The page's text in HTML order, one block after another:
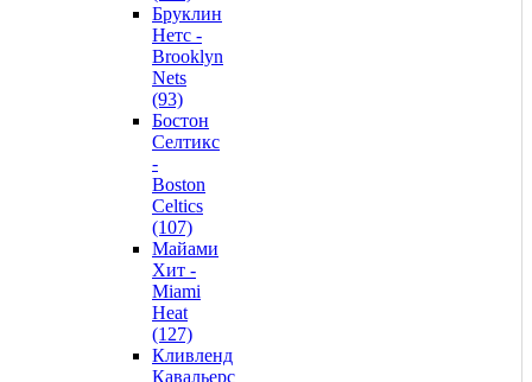
Бруклин
Нетс -
Brooklyn
Nets
(93)
Бостон
Селтикс
-
Boston
Celtics
(107)
Майами
Хит -
Miami
Heat
(127)
Кливленд
Кавальерс